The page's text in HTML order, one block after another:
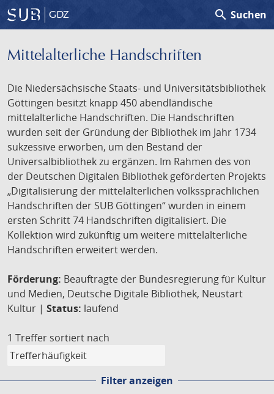
GDZ search Suchen
Mittelalterliche Handschriften
Die Niedersächsische Staats- und Universitätsbibliothek
Göttingen besitzt knapp 450 abendländische
mittelalterliche Handschriften. Die Handschriften
wurden seit der Gründung der Bibliothek im Jahr 1734
sukzessive erworben, um den Bestand der
Universalbibliothek zu ergänzen. Im Rahmen des von
der Deutschen Digitalen Bibliothek geförderten Projekts
„Digitalisierung der mittelalterlichen volkssprachlichen
Handschriften der SUB Göttingen“ wurden in einem
ersten Schritt 74 Handschriften digitalisiert. Die
Kollektion wird zukünftig um weitere mittelalterliche
Handschriften erweitert werden.
Förderung: Beauftragte der Bundesregierung für Kultur
und Medien, Deutsche Digitale Bibliothek, Neustart
Kultur | Status: laufend
1 Treffer sortiert nach
Filter anzeigen